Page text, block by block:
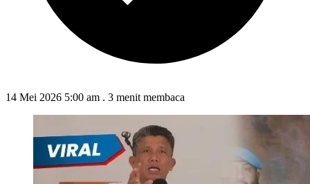
14 Mei 2026 5:00 am . 3 menit membaca